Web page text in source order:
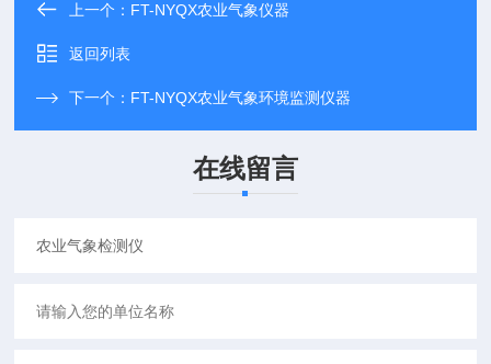
上一个： FT-NYQX农业气象仪器
返回列表
下一个： FT-NYQX农业气象环境监测仪器
在线留言